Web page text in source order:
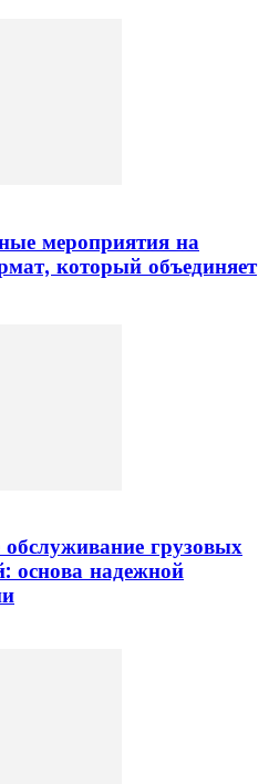
мероприятия на
который объединяет
обслуживание грузовых
основа надежной